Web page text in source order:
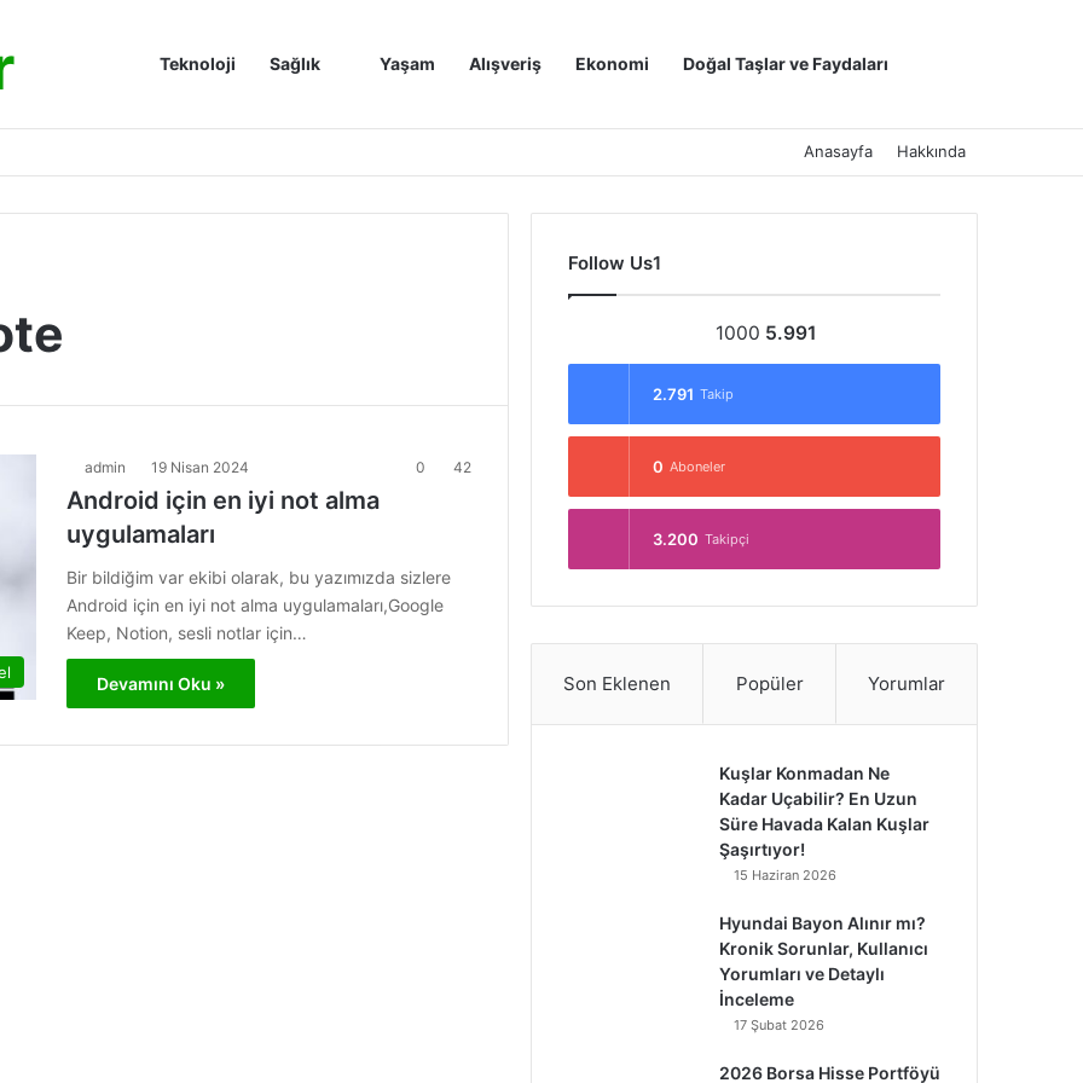
Anasayfa
Teknoloji Sağlık Yaşam Alışveriş Ekonomi Doğal Taşlar ve Faydaları
Anasayfa Hakkında
admin 19 Nisan 2024 0 42
Android için en iyi not alma
uygulamaları
Bir bildiğim var ekibi olarak, bu yazımızda sizlere
Android için en iyi not alma uygulamaları,Google
Keep, Notion, sesli notlar için…
Devamını Oku »
Follow Us1
1000 5.991
2.791 Takip
0 Aboneler
3.200 Takipçi
Son Eklenen Popüler Yorumlar
Kuşlar Konmadan Ne
Kadar Uçabilir? En Uzun
Süre Havada Kalan Kuşlar
Şaşırtıyor!
15 Haziran 2026
Hyundai Bayon Alınır mı?
Kronik Sorunlar, Kullanıcı
Yorumları ve Detaylı
İnceleme
17 Şubat 2026
2026 Borsa Hisse Portföyü